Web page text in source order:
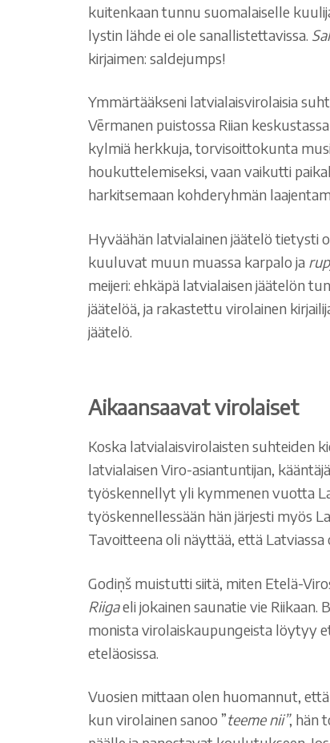
kuitenkaan tunnu suomalaiselle
lystin lähde ei ole sanallistettavissa.
kirjaimen: saldejumps!
Ymmärtääkseni latvialaisvirolaisia
Vērmanen puistossa Riian
kylmiä herkkuja, torvisoittokunta
houkuttelemiseksi, vaan vaikutti
harkitsemaan kohderyhmän
Hyväähän latvialainen jäätelö tietysti
kuuluvat muun muassa karpalo ja
meijeri: ehkäpä latvialaisen jäätelön
jäätelöä, ja rakastettu virolainen
jäätelö.
Aikaansaavat virolaiset
Koska latvialaisvirolaisten suhteiden
latvialaisen Viro-asiantuntijan, kääntäjä
työskennellyt yli kymmenen vuotta
työskennellessään hän järjesti myös
Tavoitteena oli näyttää, että
Godiņš muistutti siitä, miten Etelä-
Riigaeli jokainen saunatie vie Riikaan.
monista virolaiskaupungeista löytyy
eteläosissa.
Vuosien mittaan olen huomannut,
kun virolainen sanoo ”teeme nii”, hän